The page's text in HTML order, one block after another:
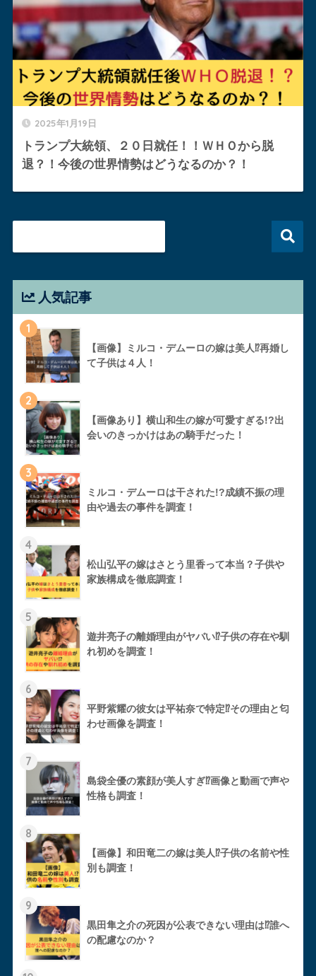
2025年1月19日
トランプ大統領、２０日就任！！ＷＨＯから脱
退？！今後の世界情勢はどうなるのか？！
人気記事
1
【画像】ミルコ・デムーロの嫁は美人⁉︎再婚し
て子供は４人！
2
【画像あり】横山和生の嫁が可愛すぎる!?出
会いのきっかけはあの騎手だった！
3
ミルコ・デムーロは干された!?成績不振の理
由や過去の事件を調査！
4
松山弘平の嫁はさとう里香って本当？子供や
家族構成を徹底調査！
5
遊井亮子の離婚理由がヤバい⁉︎子供の存在や馴
れ初めを調査！
6
平野紫耀の彼女は平祐奈で特定⁉︎その理由と匂
わせ画像を調査！
7
島袋全優の素顔が美人すぎ⁉︎画像と動画で声や
性格も調査！
8
【画像】和田竜二の嫁は美人⁉︎子供の名前や性
別も調査！
9
黒田隼之介の死因が公表できない理由は⁉︎誰へ
の配慮なのか？